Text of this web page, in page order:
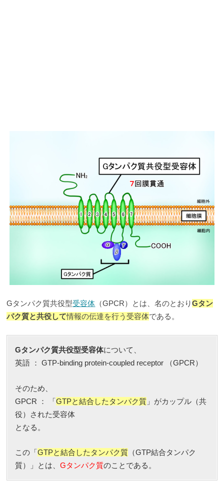
Gタンパク質共役型受容体 （GPCR）とは、名のとおりGタン
パク質と共役して情報の伝達を行う受容体である。
Gタンパク質共役型受容体について、
英語 ： GTP-binding protein-coupled receptor （GPCR）
そのため、
GPCR ： 「GTPと結合したタンパク質 」がカップル（共
役）された受容体
となる。
この「GTPと結合したタンパク質 （GTP結合タンパク
質）」とは、Gタンパク質のことである。